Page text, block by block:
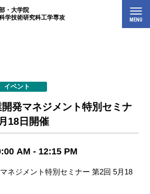
・大学院
学技術研究科工学専攻
MENU
イベント
発マネジメント特別セミナ
日開催
AM - 12:15 PM
ネジメント特別セミナー 第2回 5月18